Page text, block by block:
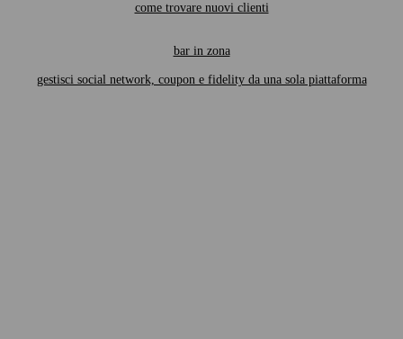
come trovare nuovi clienti
bar in zona
gestisci social network, coupon e fidelity da una sola piattaforma